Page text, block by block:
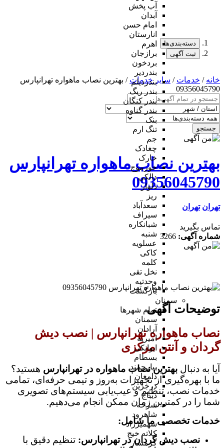
آب پخش
آبدان
امام حسن
انارستان
اهرم
برازجان
بردخون
بندردیر
بندردیلم
بندر ریگ
بندر کنگان
بندر گناوه
بنک
تنگ ارم
جم
چغادک
خارک
خورموج
دالکی
دلوار
ریز
سعدآباد
سیراف
شبانکاره
شنبه
عسلویه
کاکی
کلمه
نخل تقی
وحدتیه
بازگشت
سمنان
تمام شهر‌ها
سمنان
آرادان
امیریه
ایوانکی
بسطام
بیارجمند
دامغان
درجزین
دیباج
سرخه
شاهرود
شهمیرزاد
کلاته خیج
گرمسار
دسته‌بندی‌ها
ثبت آگهی
خانه/ خدمات/ سایر خدمات/ بهترین نصاب ماهواره تهرانپارس
09356045790
جستجو
بهترین نصاب ماهواره تهرانپارس
09356045790
تهران تهران
تماس بگیرید
شماره آگهی: 3266
توضیحات آگهی
نصاب ماهواره تهرانپارس | نصب دیش
گردان و آنتن مرکزی
آیا به دنبال بهترین نصاب ماهواره در تهرانپارسهستید؟
ما با بهره‌گیری از تجهیزات به‌روز و تیمی حرفه‌ای، تمامی
خدمات نصب، تنظیم و عیب‌یابی سیستم‌های تصویری
شما را در کمترین زمان ممکن انجام می‌دهیم.
خدمات تخصصی ما شامل:
نصب دیش گردان در تهرانپارس:تنظیم دقیق با